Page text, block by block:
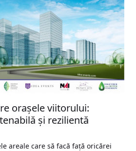
orașele viitorului:
și rezilientă
areale care să facă față oricărei